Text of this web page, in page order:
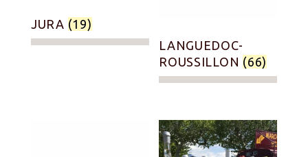
JURA (19)
LANGUEDOC-
ROUSSILLON (66)